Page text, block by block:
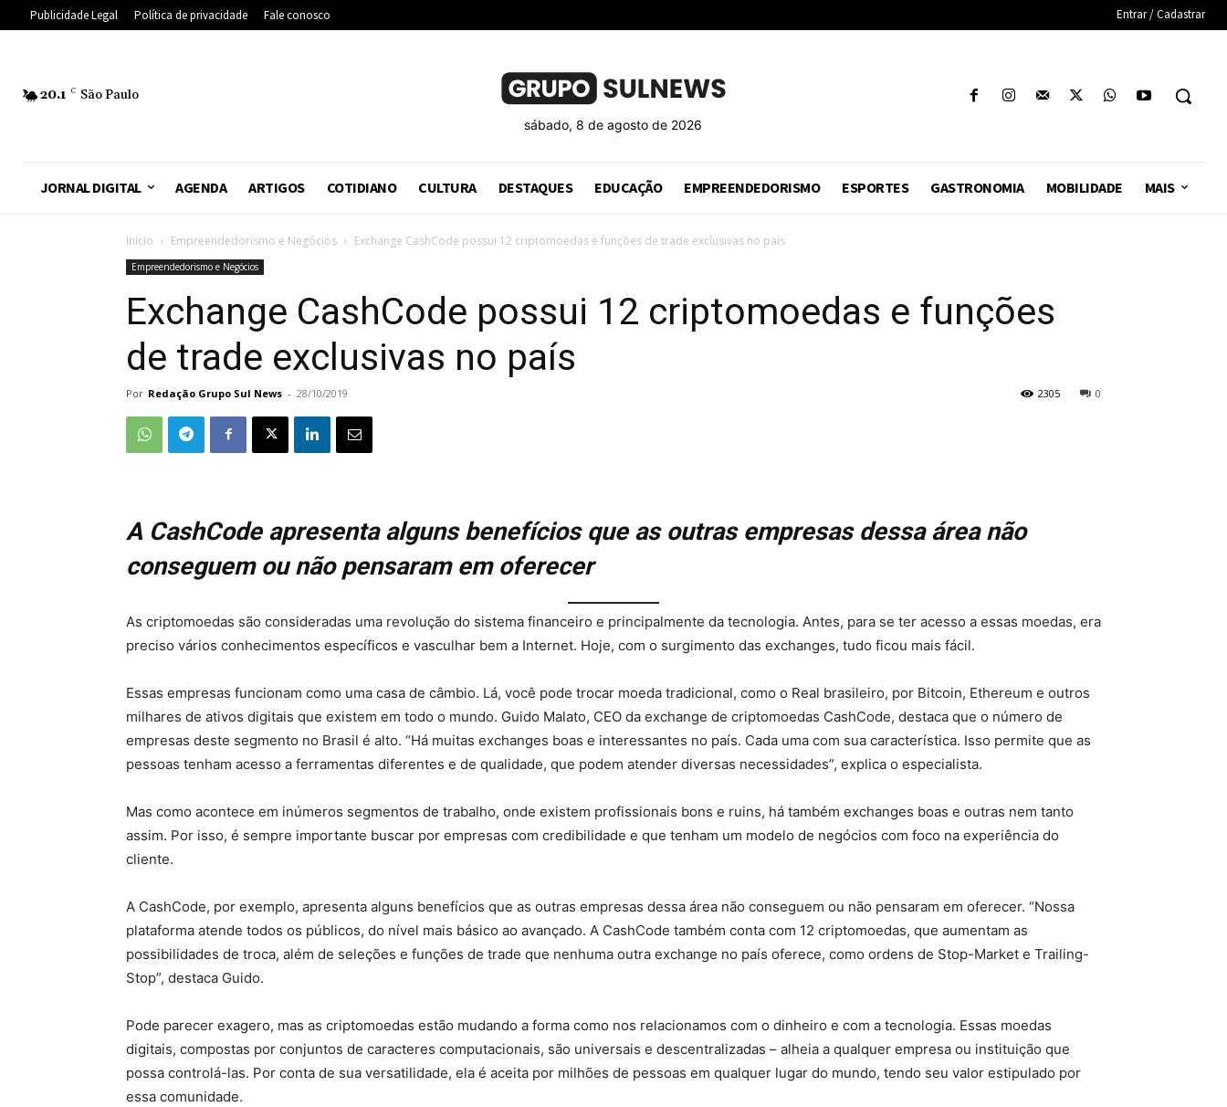
Publicidade Legal Política de privacidade Fale conosco Entrar / Cadastrar
20.1 C São Paulo
sábado, 8 de agosto de 2026
JORNAL DIGITAL AGENDA ARTIGOS COTIDIANO CULTURA DESTAQUES EDUCAÇÃO EMPREENDEDORISMO ESPORTES GASTRONOMIA MOBILIDADE MAIS
Início Empreendedorismo e Negócios Exchange CashCode possui 12 criptomoedas e funções de trade exclusivas no país
Empreendedorismo e Negócios
Exchange CashCode possui 12 criptomoedas e funções
de trade exclusivas no país
Por Redação Grupo Sul News - 28/10/2019 0
2305
A CashCode apresenta alguns benefícios que as outras empresas dessa área não
conseguem ou não pensaram em oferecer
As criptomoedas são consideradas uma revolução do sistema financeiro e principalmente da tecnologia. Antes, para se ter acesso a essas moedas, era
preciso vários conhecimentos específicos e vasculhar bem a Internet. Hoje, com o surgimento das exchanges, tudo ficou mais fácil.
Essas empresas funcionam como uma casa de câmbio. Lá, você pode trocar moeda tradicional, como o Real brasileiro, por Bitcoin, Ethereum e outros
milhares de ativos digitais que existem em todo o mundo. Guido Malato, CEO da exchange de criptomoedas CashCode, destaca que o número de
empresas deste segmento no Brasil é alto. “Há muitas exchanges boas e interessantes no país. Cada uma com sua característica. Isso permite que as
pessoas tenham acesso a ferramentas diferentes e de qualidade, que podem atender diversas necessidades”, explica o especialista.
Mas como acontece em inúmeros segmentos de trabalho, onde existem profissionais bons e ruins, há também exchanges boas e outras nem tanto
assim. Por isso, é sempre importante buscar por empresas com credibilidade e que tenham um modelo de negócios com foco na experiência do
cliente.
A CashCode, por exemplo, apresenta alguns benefícios que as outras empresas dessa área não conseguem ou não pensaram em oferecer. “Nossa
plataforma atende todos os públicos, do nível mais básico ao avançado. A CashCode também conta com 12 criptomoedas, que aumentam as
possibilidades de troca, além de seleções e funções de trade que nenhuma outra exchange no país oferece, como ordens de Stop-Market e Trailing-
Stop”, destaca Guido.
Pode parecer exagero, mas as criptomoedas estão mudando a forma como nos relacionamos com o dinheiro e com a tecnologia. Essas moedas
digitais, compostas por conjuntos de caracteres computacionais, são universais e descentralizadas – alheia a qualquer empresa ou instituição que
possa controlá-las. Por conta de sua versatilidade, ela é aceita por milhões de pessoas em qualquer lugar do mundo, tendo seu valor estipulado por
essa comunidade.